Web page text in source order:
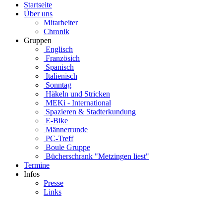
Startseite
Über uns
Mitarbeiter
Chronik
Gruppen
Englisch
Französich
Spanisch
Italienisch
Sonntag
Häkeln und Stricken
MEKi - International
Spazieren & Stadterkundung
E-Bike
Männerrunde
PC-Treff
Boule Gruppe
Bücherschrank "Metzingen liest"
Termine
Infos
Presse
Links